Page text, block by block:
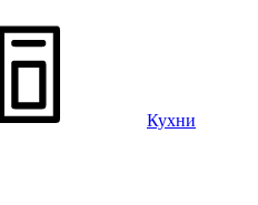
Кухни